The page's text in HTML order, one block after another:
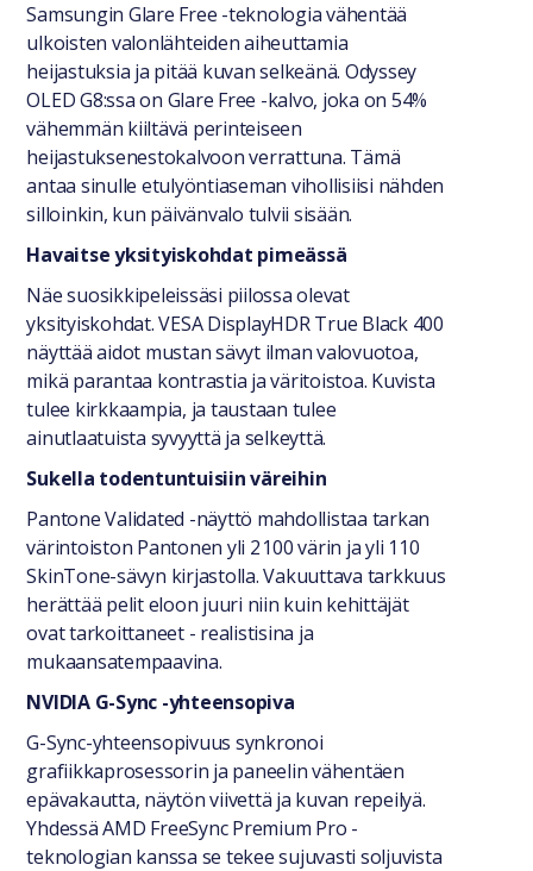
Samsungin Glare Free -teknologia vähentää
ulkoisten valonlähteiden aiheuttamia
heijastuksia ja pitää kuvan selkeänä. Odyssey
OLED G8:ssa on Glare Free -kalvo, joka on 54%
vähemmän kiiltävä perinteiseen
heijastuksenestokalvoon verrattuna. Tämä
antaa sinulle etulyöntiaseman vihollisiisi nähden
silloinkin, kun päivänvalo tulvii sisään.
Havaitse yksityiskohdat pimeässä
Näe suosikkipeleissäsi piilossa olevat
yksityiskohdat. VESA DisplayHDR True Black 400
näyttää aidot mustan sävyt ilman valovuotoa,
mikä parantaa kontrastia ja väritoistoa. Kuvista
tulee kirkkaampia, ja taustaan tulee
ainutlaatuista syvyyttä ja selkeyttä.
Sukella todentuntuisiin väreihin
Pantone Validated -näyttö mahdollistaa tarkan
värintoiston Pantonen yli 2 100 värin ja yli 110
SkinTone-sävyn kirjastolla. Vakuuttava tarkkuus
herättää pelit eloon juuri niin kuin kehittäjät
ovat tarkoittaneet - realistisina ja
mukaansatempaavina.
NVIDIA G-Sync -yhteensopiva
G-Sync-yhteensopivuus synkronoi
grafiikkaprosessorin ja paneelin vähentäen
epävakautta, näytön viivettä ja kuvan repeilyä.
Yhdessä AMD FreeSync Premium Pro -
teknologian kanssa se tekee sujuvasti soljuvista